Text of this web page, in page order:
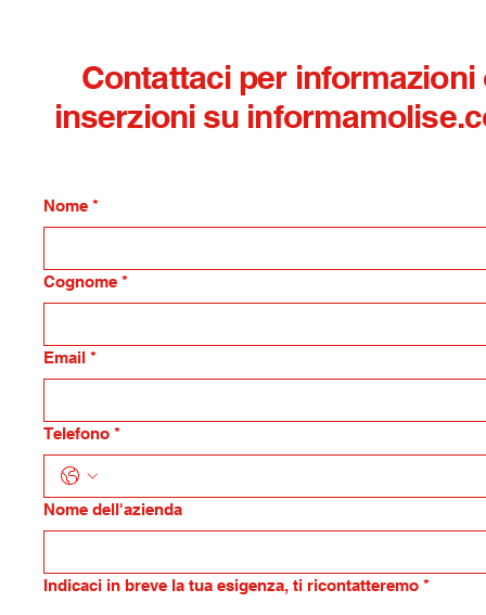
Contattaci per informazioni
inserzioni su
Nome *
Cognome *
Email *
Telefono *
Nome dell'azienda
Indicaci in breve la tua esigenza, ti ricontatteremo *